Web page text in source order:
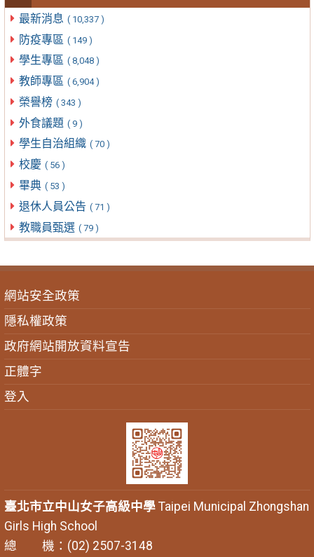
最新消息 ( 10,337 )
防疫專區 ( 149 )
學生專區 ( 8,048 )
教師專區 ( 6,904 )
榮譽榜 ( 343 )
外食議題 ( 9 )
學生自治組織 ( 70 )
校慶 ( 56 )
畢典 ( 53 )
退休人員公告 ( 71 )
教職員甄選 ( 79 )
網站安全政策
隱私權政策
政府網站開放資料宣告
正體字
登入
臺北市立中山女子高級中學Taipei Municipal Zhongshan
Girls High School
總 機：(02) 2507-3148